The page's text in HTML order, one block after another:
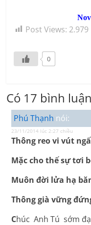
Post Views: 2.979
0
Có 17 bình
Phú Thạnh nói:
23/11/2014 lúc 2:27 chiều
Thông reo vi vút
Mặc cho thế sự tơi
Muôn đời lửa hạ
Thông già vững
Chúc Anh Tú